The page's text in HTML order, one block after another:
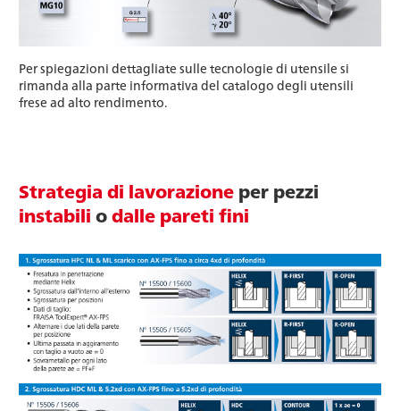
Per spiegazioni dettagliate sulle tecnologie di utensile si
rimanda alla parte informativa del catalogo degli utensili
frese ad alto rendimento.
Strategia di lavorazione per pezzi
instabili odalle pareti fini